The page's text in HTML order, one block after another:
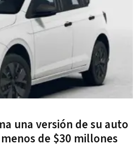
una versión de su auto
de $30 millones